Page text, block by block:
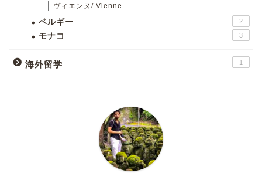
ヴィエンヌ/ Vienne
ベルギー 2
モナコ 3
海外留学 1